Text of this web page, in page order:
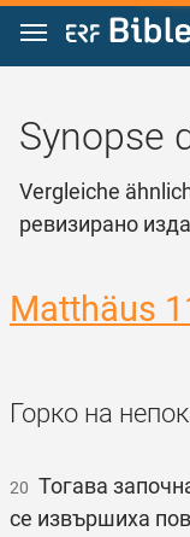
Zum Inhalt springen
Synopse
Vergleiche
ревизирано
Matthäus
Горко на
20 Тогава
се извършиха